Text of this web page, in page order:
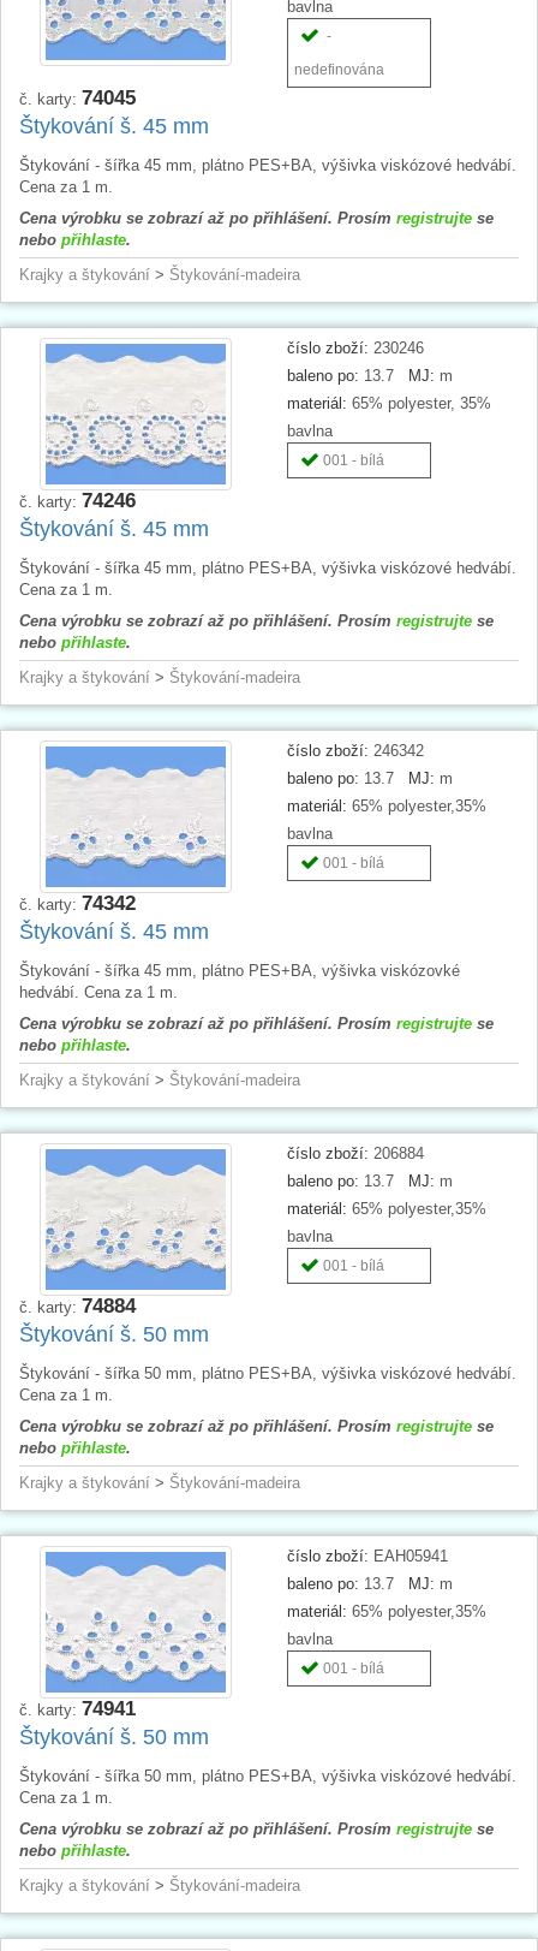
bavlna
-
nedefinována
č. karty: 74045
Štykování š. 45 mm
Štykování - šířka 45 mm, plátno PES+BA, výšivka viskózové hedvábí.
Cena za 1 m.
Cena výrobku se zobrazí až po přihlášení. Prosím registrujte se
nebo přihlaste.
Krajky a štykování > Štykování-madeira
číslo zboží: 230246
baleno po: 13.7 MJ: m
materiál: 65% polyester, 35%
bavlna
001 - bílá
č. karty: 74246
Štykování š. 45 mm
Štykování - šířka 45 mm, plátno PES+BA, výšivka viskózové hedvábí.
Cena za 1 m.
Cena výrobku se zobrazí až po přihlášení. Prosím registrujte se
nebo přihlaste.
Krajky a štykování > Štykování-madeira
číslo zboží: 246342
baleno po: 13.7 MJ: m
materiál: 65% polyester,35%
bavlna
001 - bílá
č. karty: 74342
Štykování š. 45 mm
Štykování - šířka 45 mm, plátno PES+BA, výšivka viskózovké
hedvábí. Cena za 1 m.
Cena výrobku se zobrazí až po přihlášení. Prosím registrujte se
nebo přihlaste.
Krajky a štykování > Štykování-madeira
číslo zboží: 206884
baleno po: 13.7 MJ: m
materiál: 65% polyester,35%
bavlna
001 - bílá
č. karty: 74884
Štykování š. 50 mm
Štykování - šířka 50 mm, plátno PES+BA, výšivka viskózové hedvábí.
Cena za 1 m.
Cena výrobku se zobrazí až po přihlášení. Prosím registrujte se
nebo přihlaste.
Krajky a štykování > Štykování-madeira
číslo zboží: EAH05941
baleno po: 13.7 MJ: m
materiál: 65% polyester,35%
bavlna
001 - bílá
č. karty: 74941
Štykování š. 50 mm
Štykování - šířka 50 mm, plátno PES+BA, výšivka viskózové hedvábí.
Cena za 1 m.
Cena výrobku se zobrazí až po přihlášení. Prosím registrujte se
nebo přihlaste.
Krajky a štykování > Štykování-madeira